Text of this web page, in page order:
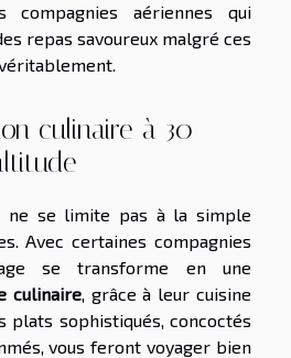
compagnies aériennes qui
repas savoureux malgré ces
culinaire à 30
ne se limite pas à la simple
Avec certaines compagnies
se transforme en une
culinaire, grâce à leur cuisine
plats sophistiqués, concoctés
vous feront voyager bien